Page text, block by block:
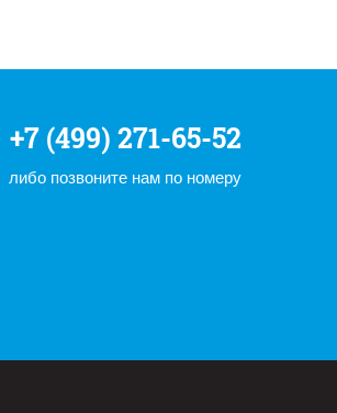
+7 (499) 271-65-52
либо позвоните нам по номеру